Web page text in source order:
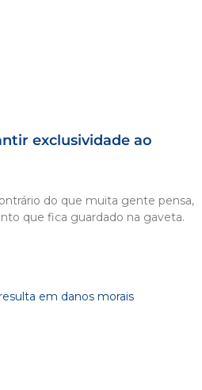
exclusividade ao
do que muita gente pensa,
que fica guardado na gaveta.